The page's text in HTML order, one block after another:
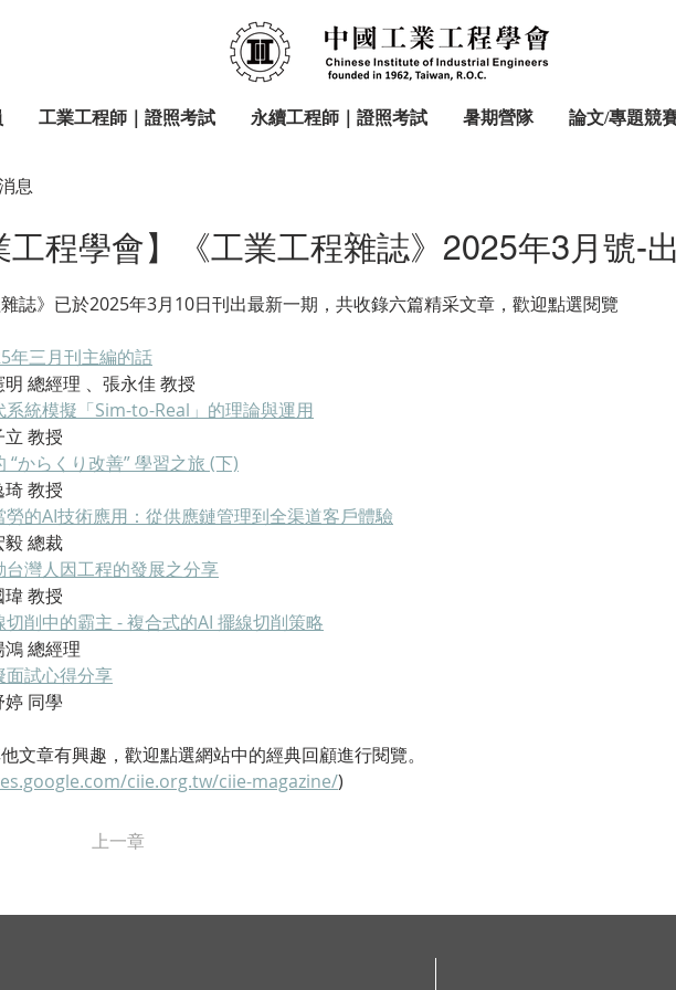
工業工程師｜證照考試 永續工程師｜證照考試 暑期營隊 論文/專題競
息
工程學會】《工業工程雜誌》2025年3月號-
雜誌》已於2025年3月10日刊出最新一期，共收錄六篇精采文章，歡迎點選閱覽
年三月刊主編的話
總經理 、張永佳 教授
系統模擬「Sim-to-Real」的理論與運用
教授
“からくり改善” 學習之旅 (下)
教授
勞的AI技術應用：從供應鏈管理到全渠道客戶體驗
毅 總裁
台灣人因工程的發展之分享
教授
切削中的霸主 - 複合式的AI 擺線切削策略
總經理
面試心得分享
同學
文章有興趣，歡迎點選網站中的經典回顧進行閱覽。
ciie.org.tw/ciie-magazine/)
上一章